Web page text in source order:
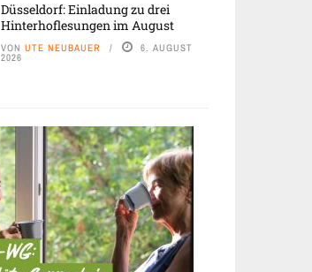
Düsseldorf: Einladung zu drei
Hinterhoflesungen im August
VON UTE NEUBAUER 6. AUGUST
2026